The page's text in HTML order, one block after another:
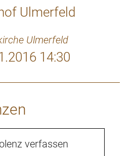
Ulmerfeld
Ulmerfeld
14:30
verfassen